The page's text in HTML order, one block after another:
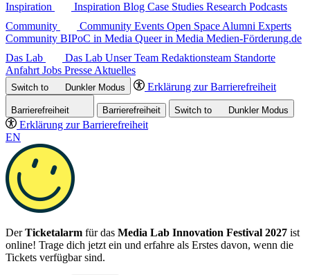
Inspiration
Inspiration Blog Case Studies Research Podcasts
Community
Community Events Open Space Alumni Experts
Community BIPoC in Media Queer in Media Medien-Förderung.de
Das Lab
Das Lab Unser Team Redaktionsteam Standorte
Anfahrt Jobs Presse Aktuelles
Switch to DunklerModus Erklärung zur Barrierefreiheit
Barrierefreiheit Barrierefreiheit Switch to DunklerModus
Erklärung zur Barrierefreiheit
EN
DerTicketalarm für das Media Lab Innovation Festival 2027 ist
online! Trage dich jetzt ein und erfahre als Erstes davon, wenn die
Tickets verfügbar sind.